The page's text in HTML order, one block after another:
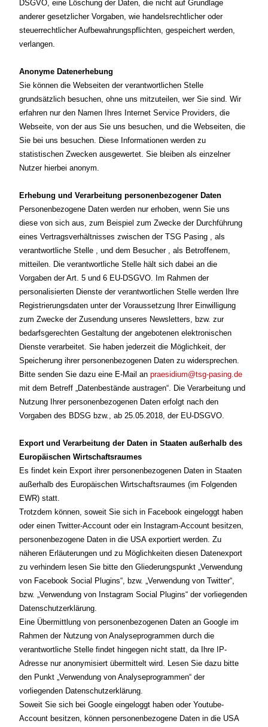
DSGVO, eine Löschung der Daten, die nicht auf Grundlage
anderer gesetzlicher Vorgaben, wie handelsrechtlicher oder
steuerrechtlicher Aufbewahrungspflichten, gespeichert werden,
verlangen.
Anonyme Datenerhebung
Sie können die Webseiten der verantwortlichen Stelle
grundsätzlich besuchen, ohne uns mitzuteilen, wer Sie sind. Wir
erfahren nur den Namen Ihres Internet Service Providers, die
Webseite, von der aus Sie uns besuchen, und die Webseiten, die
Sie bei uns besuchen. Diese Informationen werden zu
statistischen Zwecken ausgewertet. Sie bleiben als einzelner
Nutzer hierbei anonym.
Erhebung und Verarbeitung personenbezogener Daten
Personenbezogene Daten werden nur erhoben, wenn Sie uns
diese von sich aus, zum Beispiel zum Zwecke der Durchführung
eines Vertragsverhältnisses zwischen der TSG Pasing , als
verantwortliche Stelle , und dem Besucher , als Betroffenem,
mitteilen. Die verantwortliche Stelle hält sich dabei an die
Vorgaben der Art. 5 und 6 EU-DSGVO. Im Rahmen der
personalisierten Dienste der verantwortlichen Stelle werden Ihre
Registrierungsdaten unter der Voraussetzung Ihrer Einwilligung
zum Zwecke der Zusendung unseres Newsletters, bzw. zur
bedarfsgerechten Gestaltung der angebotenen elektronischen
Dienste verarbeitet. Sie haben jederzeit die Möglichkeit, der
Speicherung ihrer personenbezogenen Daten zu widersprechen.
Bitte senden Sie dazu eine E-Mail anpraesidium@tsg-pasing.de
mit dem Betreff „Datenbestände austragen“. Die Verarbeitung und
Nutzung Ihrer personenbezogenen Daten erfolgt nach den
Vorgaben des BDSG bzw., ab 25.05.2018, der EU-DSGVO.
Export und Verarbeitung der Daten in Staaten außerhalb des
Europäischen Wirtschaftsraumes
Es findet kein Export ihrer personenbezogenen Daten in Staaten
außerhalb des Europäischen Wirtschaftsraumes (im Folgenden
EWR) statt.
Trotzdem können, soweit Sie sich in Facebook eingeloggt haben
oder einen Twitter-Account oder ein Instagram-Account besitzen,
personenbezogene Daten in die USA exportiert werden. Zu
näheren Erläuterungen und zu Möglichkeiten diesen Datenexport
zu verhindern lesen Sie bitte den Gliederungspunkt „Verwendung
von Facebook Social Plugins“, bzw. „Verwendung von Twitter“,
bzw. „Verwendung von Instagram Social Plugins“ der vorliegenden
Datenschutzerklärung.
Eine Übermittlung von personenbezogenen Daten an Google im
Rahmen der Nutzung von Analyseprogrammen durch die
verantwortliche Stelle findet hingegen nicht statt, da Ihre IP-
Adresse nur anonymisiert übermittelt wird. Lesen Sie dazu bitte
den Punkt „Verwendung von Analyseprogrammen“ der
vorliegenden Datenschutzerklärung.
Soweit Sie sich bei Google eingeloggt haben oder Youtube-
Account besitzen, können personenbezogene Daten in die USA